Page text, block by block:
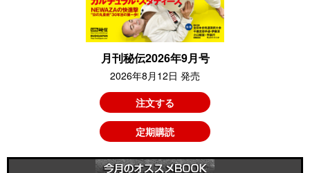
月刊秘伝2026年9月号
2026年8月12日 発売
注文する
定期購読